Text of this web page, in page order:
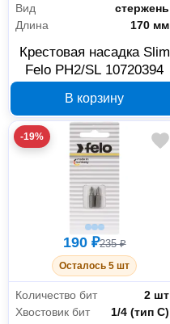
Вид
стержень
Длина
170 мм
Крестовая насадка Slim
Felo PH2/SL 10720394
В корзину
-19%
190 ₽235 ₽
Осталось 5 шт
Количество бит
2 шт
Хвостовик бит
1/4 (тип С)